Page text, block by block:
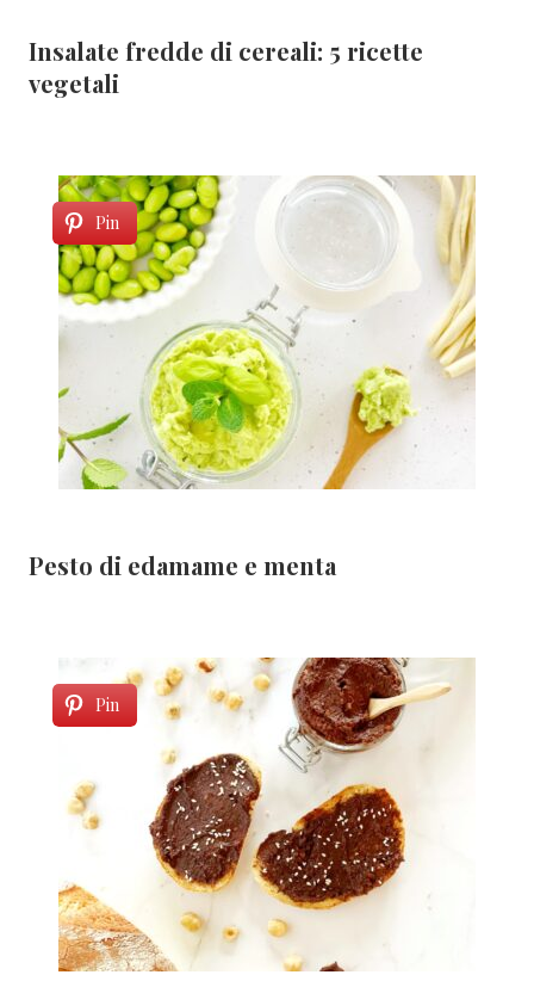
Insalate fredde di cereali: 5 ricette
vegetali
Pin
Pesto di edamame e menta
Pin